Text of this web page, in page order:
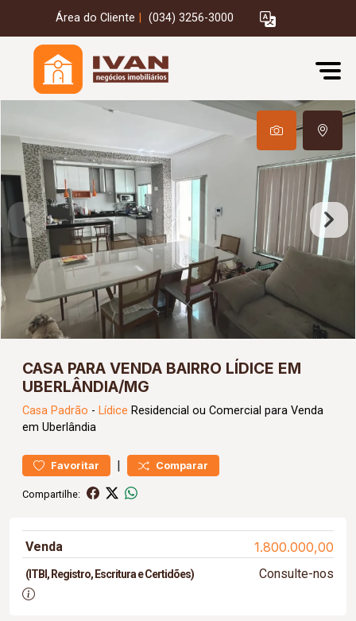
Área do Cliente (034) 3256-3000
CASA PARA VENDA BAIRRO LÍDICE EM
UBERLÂNDIA/MG
Casa Padrão - Lídice Residencial ou Comercial para Venda
em Uberlândia
Favoritar | Comparar
Compartilhe:
Venda 1.800.000,00
(ITBI, Registro, Escritura e Certidões) Consulte-nos